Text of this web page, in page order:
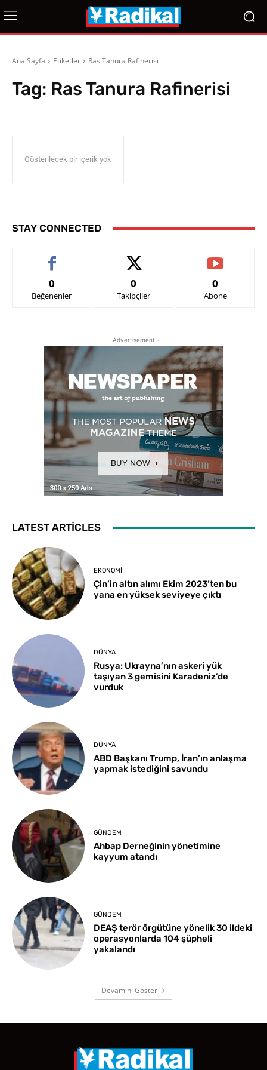
Ana Sayfa Etiketler Ras Tanura Rafinerisi
Tag: Ras Tanura Rafinerisi
Gösterilecek bir içerik yok
STAY CONNECTED
0
Beğenenler
0
Takipçiler
0
Abone
- Advertisement -
LATEST ARTICLES
EKONOMI
Çin’in altın alımı Ekim 2023’ten bu
yana en yüksek seviyeye çıktı
DÜNYA
Rusya: Ukrayna’nın askeri yük
taşıyan 3 gemisini Karadeniz’de
vurduk
DÜNYA
ABD Başkanı Trump, İran’ın anlaşma
yapmak istediğini savundu
GÜNDEM
Ahbap Derneğinin yönetimine
kayyum atandı
GÜNDEM
DEAŞ terör örgütüne yönelik 30 ildeki
operasyonlarda 104 şüpheli
yakalandı
Devamını Göster